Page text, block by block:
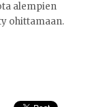
alempien
ohittamaan.